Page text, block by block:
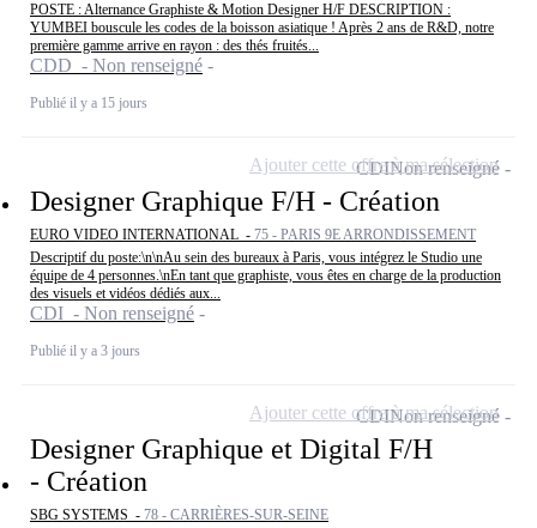
POSTE : Alternance Graphiste & Motion Designer H/F DESCRIPTION :
YUMBEI bouscule les codes de la boisson asiatique ! Après 2 ans de R&D, notre
première gamme arrive en rayon : des thés fruités...
CDD - Non renseigné
Publié il y a 15 jours
Designer Graphique F/H - Création
EURO VIDEO INTERNATIONAL - 75 - PARIS 9E ARRONDISSEMENT
Descriptif du poste:\n\nAu sein des bureaux à Paris, vous intégrez le Studio une
équipe de 4 personnes.\nEn tant que graphiste, vous êtes en charge de la production
des visuels et vidéos dédiés aux...
CDI - Non renseigné
Publié il y a 3 jours
CDINon renseigné
Ajouter cette offre à ma sélection
Designer Graphique et Digital F/H
- Création
SBG SYSTEMS - 78 - CARRIÈRES-SUR-SEINE
CDINon renseigné
Ajouter cette offre à ma sélection